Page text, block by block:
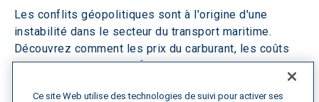
Les conflits géopolitiques sont à l'origine d'une
instabilité dans le secteur du transport maritime.
Découvrez comment les prix du carburant, les coûts
des transporteurs et la fiabilité des réseaux sont
Ce site Web utilise des technologies de suivi pour activer ses